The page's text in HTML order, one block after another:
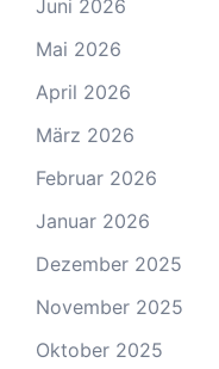
Juni 2026
Mai 2026
April 2026
März 2026
Februar 2026
Januar 2026
Dezember 2025
November 2025
Oktober 2025